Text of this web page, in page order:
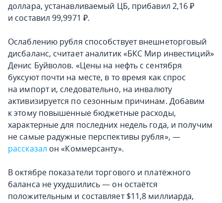
доллара, устанавливаемый ЦБ, прибавил 2,16 ₽
и составил 99,9971 ₽.
Ослаблению рубля способствует внешнеторговый
дисбаланс, считает аналитик «БКС Мир инвестиций»
Денис Буйволов. «Цены на нефть с сентября
буксуют почти на месте, в то время как спрос
на импорт и, следовательно, на инвалюту
активизируется по сезонным причинам. Добавим
к этому повышенные бюджетные расходы,
характерные для последних недель года, и получим
не самые радужные перспективы рубля», —
рассказал он «Коммерсанту».
В октябре показатели торгового и платёжного
баланса не ухудшились — он остаётся
положительным и составляет $11,8 миллиарда,